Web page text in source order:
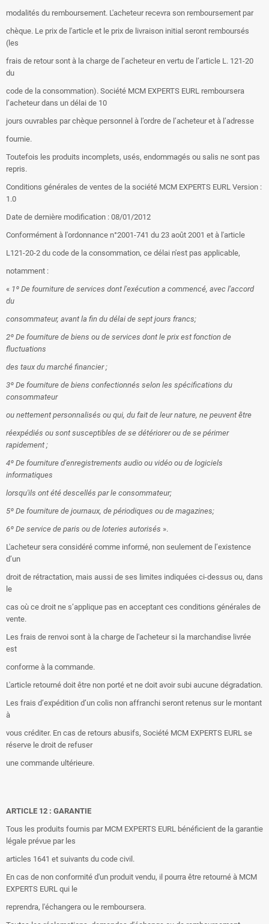
modalités du remboursement. L'acheteur recevra son remboursement par
chèque. Le prix de l'article et le prix de livraison initial seront remboursés
(les
frais de retour sont à la charge de l’acheteur en vertu de l’article L. 121-20
du
code de la consommation). Société MCM EXPERTS EURL remboursera
l’acheteur dans un délai de 10
jours ouvrables par chèque personnel à l’ordre de l’acheteur et à l’adresse
fournie.
Toutefois les produits incomplets, usés, endommagés ou salis ne sont pas
repris.
Conditions générales de ventes de la société MCM EXPERTS EURL Version :
1.0
Date de dernière modification : 08/01/2012
Conformément à l'ordonnance n°2001-741 du 23 août 2001 et à l'article
L121-20-2 du code de la consommation, ce délai n'est pas applicable,
notamment :
« 1º De fourniture de services dont l'exécution a commencé, avec l'accord
du
consommateur, avant la fin du délai de sept jours francs;
2º De fourniture de biens ou de services dont le prix est fonction de
fluctuations
des taux du marché financier ;
3º De fourniture de biens confectionnés selon les spécifications du
consommateur
ou nettement personnalisés ou qui, du fait de leur nature, ne peuvent être
réexpédiés ou sont susceptibles de se détériorer ou de se périmer
rapidement ;
4º De fourniture d'enregistrements audio ou vidéo ou de logiciels
informatiques
lorsqu'ils ont été descellés par le consommateur;
5º De fourniture de journaux, de périodiques ou de magazines;
6º De service de paris ou de loteries autorisés ».
L'acheteur sera considéré comme informé, non seulement de l’existence
d’un
droit de rétractation, mais aussi de ses limites indiquées ci-dessus ou, dans
le
cas où ce droit ne s’applique pas en acceptant ces conditions générales de
vente.
Les frais de renvoi sont à la charge de l'acheteur si la marchandise livrée
est
conforme à la commande.
L'article retourné doit être non porté et ne doit avoir subi aucune dégradation.
Les frais d’expédition d’un colis non affranchi seront retenus sur le montant
à
vous créditer. En cas de retours abusifs, Société MCM EXPERTS EURL se
réserve le droit de refuser
une commande ultérieure.
ARTICLE 12 : GARANTIE
Tous les produits fournis par MCM EXPERTS EURL bénéficient de la garantie
légale prévue par les
articles 1641 et suivants du code civil.
En cas de non conformité d'un produit vendu, il pourra être retourné à MCM
EXPERTS EURL qui le
reprendra, l'échangera ou le remboursera.